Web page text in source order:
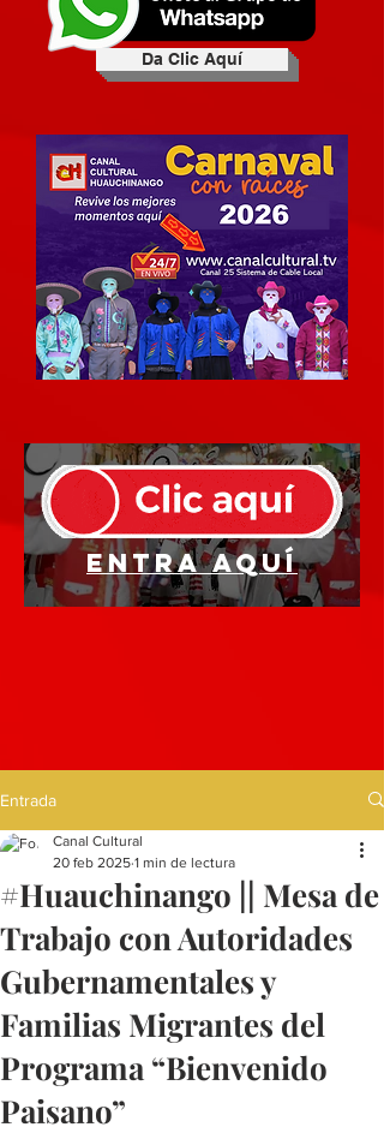
Da Clic Aquí
Entra aquí
Entrada
#Huauchinango || Mesa de
Trabajo con Autoridades
Gubernamentales y
Familias Migrantes del
Programa “Bienvenido
Paisano”
Canal Cultural
20 feb 2025 1 min de lectura